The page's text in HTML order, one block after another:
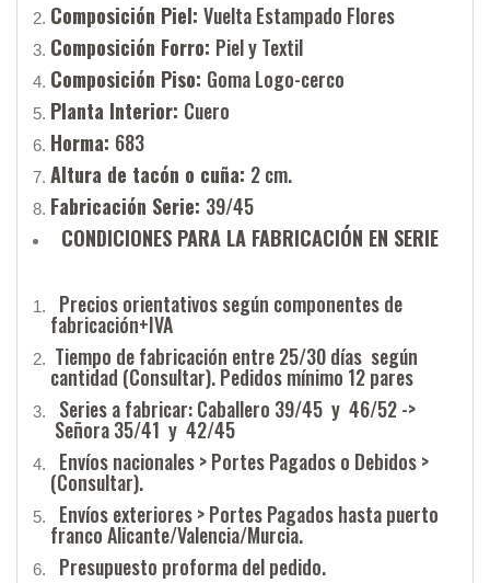
Composición Piel: Vuelta Estampado Flores
Composición Forro: Piel y Textil
Composición Piso: Goma Logo-cerco
Planta Interior: Cuero
Horma: 683
Altura de tacón o cuña: 2 cm.
Fabricación Serie: 39/45
CONDICIONES PARA LA FABRICACIÓN EN SERIE
Precios orientativos según componentes de
fabricación+IVA
Tiempo de fabricación entre 25/30 días según
cantidad (Consultar). Pedidos mínimo 12 pares
Series a fabricar: Caballero 39/45 y 46/52 ->
Señora 35/41 y 42/45
Envíos nacionales > Portes Pagados o Debidos >
(Consultar).
Envíos exteriores > Portes Pagados hasta puerto
franco Alicante/Valencia/Murcia.
Presupuesto proforma del pedido.